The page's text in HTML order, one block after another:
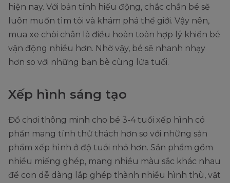
hiện nay. Với bản tính hiếu động, chắc chắn bé sẽ
luôn muốn tìm tòi và khám phá thế giới. Vậy nên,
mua xe chòi chân là điều hoàn toàn hợp lý khiến bé
vận động nhiều hơn. Nhờ vậy, bé sẽ nhanh nhạy
hơn so với những bạn bè cùng lứa tuổi.
Xếp hình sáng tạo
Đồ chơi thông minh cho bé 3-4 tuổi xếp hình có
phần mang tính thử thách hơn so với những sản
phẩm xếp hình ở độ tuổi nhỏ hơn. Sản phẩm gồm
nhiều miếng ghép, mang nhiều màu sắc khác nhau
để con dễ dàng lắp ghép thành nhiều hình thù, vật